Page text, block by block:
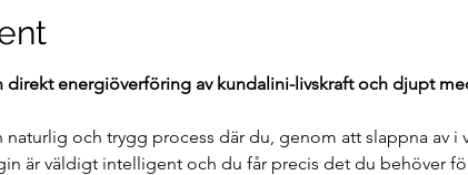
direkt energiöverföring av kundalini-livskraft och djupt
naturlig och trygg process där du, genom att slappna av i
är väldigt intelligent och du får precis det du behöver